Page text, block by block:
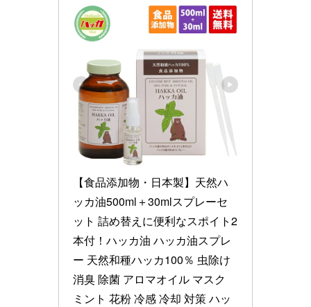
【食品添加物・日本製】天然ハ
ッカ油500ml＋30mlスプレーセ
ット 詰め替えに便利なスポイト2
本付！ハッカ油 ハッカ油スプレ
ー 天然和種ハッカ100％ 虫除け
消臭 除菌 アロマオイル マスク
ミント 花粉 冷感 冷却 対策 ハッ